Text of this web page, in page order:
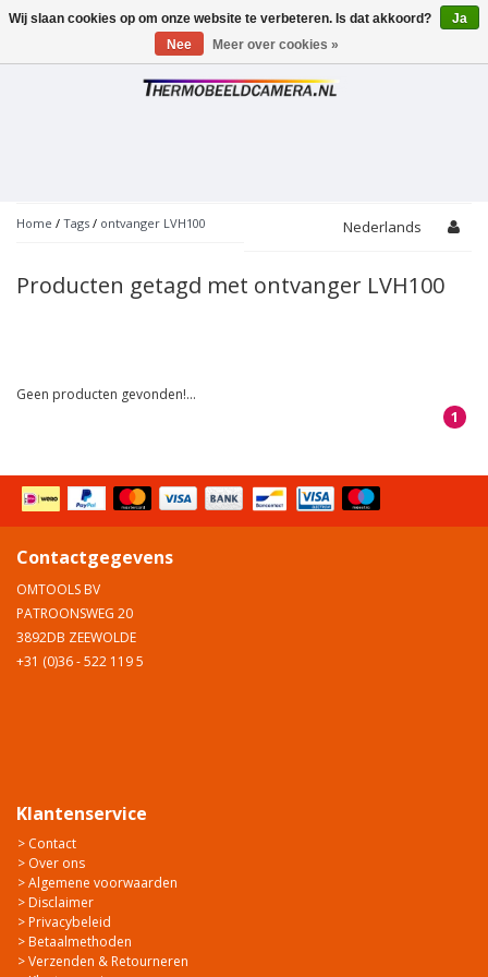
Toggle
Home / Tags / ontvanger LVH100 Nederlands
Producten getagd met ontvanger LVH100
Geen producten gevonden!...
1
Contactgegevens
OMTOOLS BV
PATROONSWEG 20
3892DB ZEEWOLDE
+31 (0)36 - 522 119 5
Klantenservice
> Contact
> Over ons
> Algemene voorwaarden
> Disclaimer
> Privacybeleid
> Betaalmethoden
> Verzenden & Retourneren
Wij slaan cookies op om onze website te verbeteren. Is dat akkoord?
Ja
Nee
Meer over cookies »